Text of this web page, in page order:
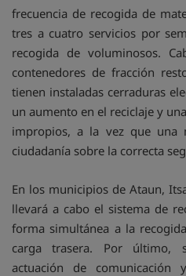
frecuencia de recogida de
tres a cuatro servicios por
recogida de voluminosos.
contenedores de fracción
tienen instaladas cerraduras
un aumento en el reciclaje y
impropios, a la vez que una
ciudadanía sobre la correcta
En los municipios de Ataun,
llevará a cabo el sistema de
forma simultánea a la
carga trasera. Por último,
actuación de comunicación